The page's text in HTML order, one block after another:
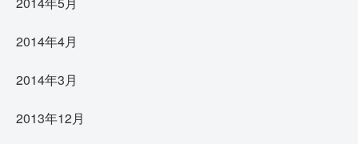
2014年4月
2014年3月
2013年12月